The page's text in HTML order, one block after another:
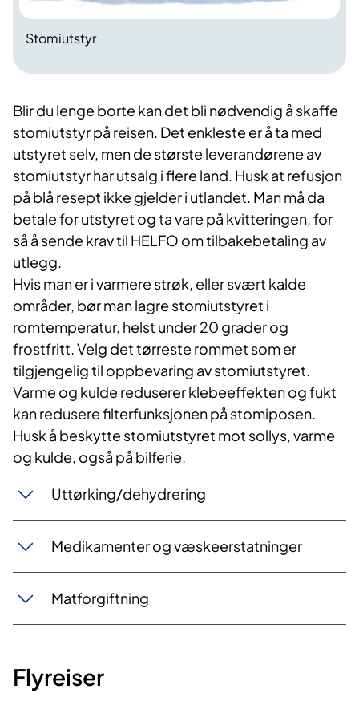
Stomiutstyr
Blir du lenge borte kan det bli nødvendig å skaffe
stomiutstyr på reisen. Det enkleste er å ta med
utstyret selv, men de største leverandørene av
stomiutstyr har utsalg i flere land. Husk at refusjon
på blå resept ikke gjelder i utlandet. Man må da
betale for utstyret og ta vare på kvitteringen, for
så å sende krav til HELFO om tilbakebetaling av
utlegg.
Hvis man er i varmere strøk, eller svært kalde
områder, bør man lagre stomiutstyret i
romtemperatur, helst under 20 grader og
frostfritt. Velg det tørreste rommet som er
tilgjengelig til oppbevaring av stomiutstyret.
Varme og kulde reduserer klebeeffekten og fukt
kan redusere filterfunksjonen på stomiposen.
Husk å beskytte stomiutstyret mot sollys, varme
og kulde, også på bilferie.
Uttørking/dehydrering
Medikamenter og væskeerstatninger
Matforgiftning
Flyreiser